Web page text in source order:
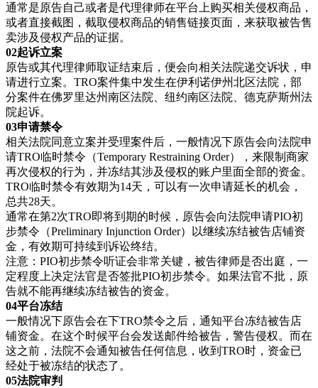
通常是原告自己或者是代理律师在平台上购买相关侵权商品，
或者直接截图，截取侵权商品的销售链接页面，来获取被告售
卖涉及侵权产品的证据。
02起诉立案
原告或其代理律师取证结束后，便会向相关法院递交诉状，申
请进行立案。TRO案件集中发生在伊利诺伊州北区法院，部
分案件在佛罗里达州南区法院、纽约南区法院、德克萨斯州法
院起诉。
03申请禁令
相关法院同意立案并受理案件后，一般情况下原告会向法院申
请TRO临时禁令（Temporary Restraining Order），来限制商家
再次侵权的行为，并冻结其涉及侵权的账户里面全部的资金。
TRO临时禁令有效期为14天，可以有一次申请延长的机会，
总共28天。
通常在第2次TRO即将到期的时候，原告会向法院申请PIO初
步禁令（Preliminary Injunction Order）以继续冻结被告店铺资
金，有效期可持续到诉讼终结。
注意：PIO初步禁令听证会非常关键，被告律师是否出庭，一
定程度上决定法官是否签批PIO初步禁令。如果法官不批，原
告就不能再继续冻结被告的资金。
04平台冻结
一般情况下原告会在下TRO禁令之后，通知平台冻结被告店
铺资金。在这个时候平台会发送邮件给被告，警告侵权。而在
这之前，法院不会通知被告任何信息，收到TRO时，资金已
经处于被冻结的状态了。
05法院审判